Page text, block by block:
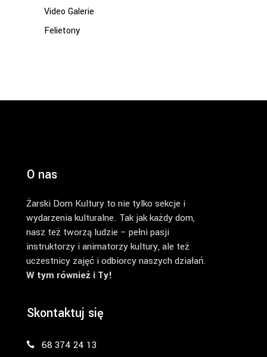
Video Galerie
Felietony
O nas
Żarski Dom Kultury to nie tylko sekcje i
wydarzenia kulturalne. Tak jak każdy dom,
nasz też tworzą ludzie – pełni pasji
instruktorzy i animatorzy kultury, ale też
uczestnicy zajęć i odbiorcy naszych działań.
W tym również i Ty!
Skontaktuj się
68 374 24 13